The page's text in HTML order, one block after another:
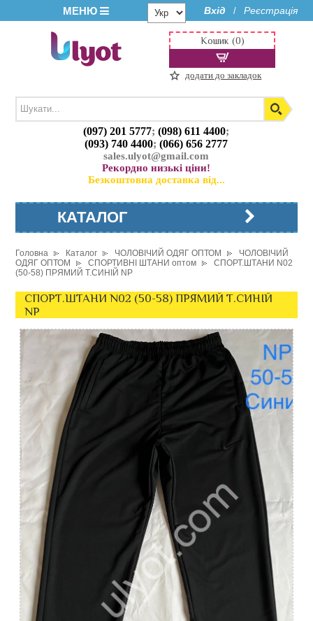
МЕНЮ Вхід / Реєстрація
(097) 201 5777;(098) 611 4400;
(093) 740 4400;(066) 656 2777
sales.ulyot@gmail.com
Рекордно низькі ціни!
Безкоштовна доставка від...
Кошик (0)
додати до закладок
КАТАЛОГ
Головна Каталог ЧОЛОВІЧИЙ ОДЯГ ОПТОМ
ЧОЛОВІЧИЙ
ОДЯГ ОПТОМ
СПОРТИВНІ ШТАНИ оптом
СПОРТ.ШТАНИ N02
(50-58) ПРЯМИЙ Т.СИНІЙ NP
СПОРТ.ШТАНИ N02 (50-58) ПРЯМИЙ Т.СИНІЙ
NP